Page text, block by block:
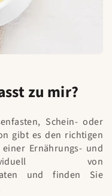
zu mir?
Schein- oder
gibt es den richtigen
Ernährungs- und
von
und finden Sie